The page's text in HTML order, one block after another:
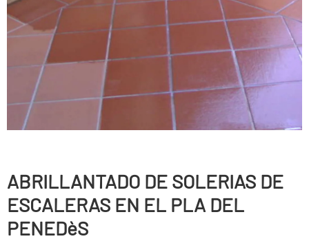
ABRILLANTADO DE SOLERIAS DE
ESCALERAS EN EL PLA DEL
PENEDèS